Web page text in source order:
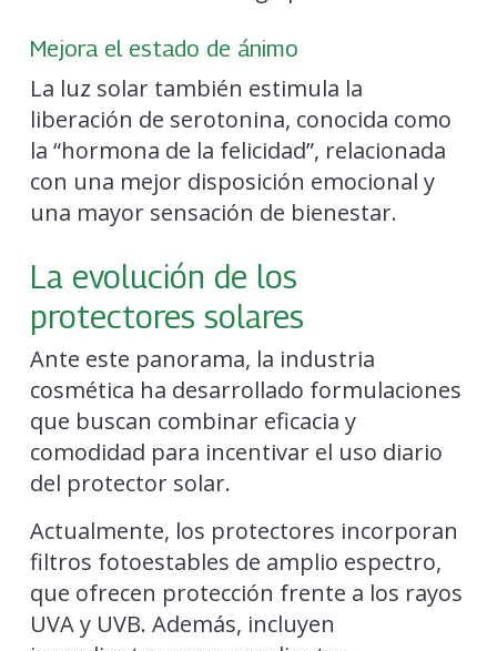
Mejora el estado de ánimo
La luz solar también estimula la
liberación de serotonina, conocida como
la “hormona de la felicidad”, relacionada
con una mejor disposición emocional y
una mayor sensación de bienestar.
La evolución de los
protectores solares
Ante este panorama, la industria
cosmética ha desarrollado formulaciones
que buscan combinar eficacia y
comodidad para incentivar el uso diario
del protector solar.
Actualmente, los protectores incorporan
filtros fotoestables de amplio espectro,
que ofrecen protección frente a los rayos
UVA y UVB. Además, incluyen